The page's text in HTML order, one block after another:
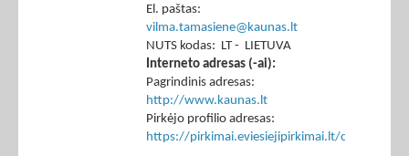
El. paštas:
vilma.tamasiene@kaunas.lt
NUTS kodas: LT - LIETUVA
Interneto adresas (-ai):
Pagrindinis adresas:
http://www.kaunas.lt
Pirkėjo profilio adresas:
https://pirkimai.eviesiejipirkimai.lt/ctm/